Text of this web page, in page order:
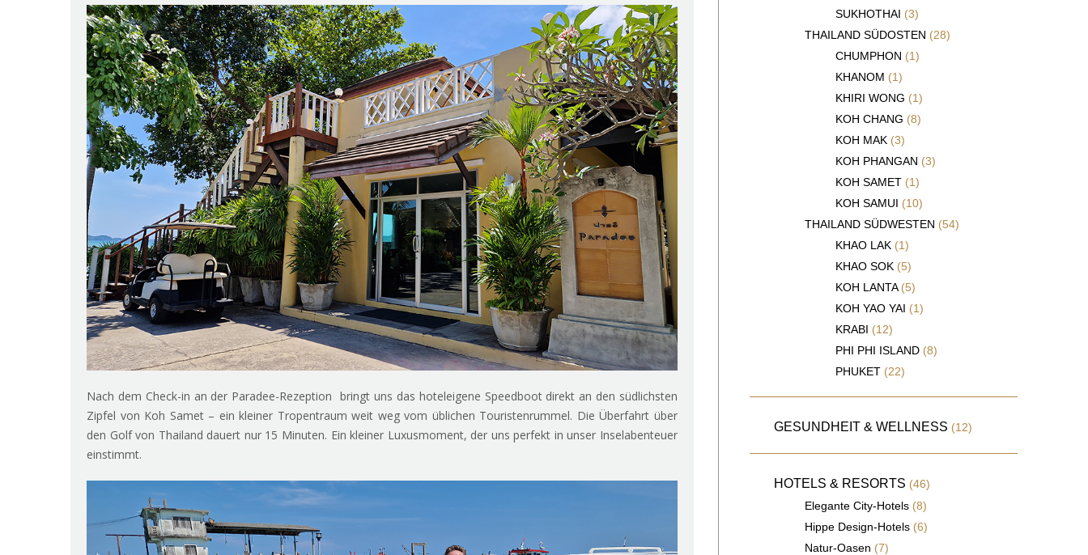
Nach dem Check-in an der Paradee-Rezeption bringt uns das hoteleigene Speedboot direkt an den südlichsten
Zipfel von Koh Samet – ein kleiner Tropentraum weit weg vom üblichen Touristenrummel. Die Überfahrt über
den Golf von Thailand dauert nur 15 Minuten. Ein kleiner Luxusmoment, der uns perfekt in unser Inselabenteuer
einstimmt.
SUKHOTHAI (3)
THAILAND SÜDOSTEN (28)
CHUMPHON (1)
KHANOM (1)
KHIRI WONG (1)
KOH CHANG (8)
KOH MAK (3)
KOH PHANGAN (3)
KOH SAMET (1)
KOH SAMUI (10)
THAILAND SÜDWESTEN (54)
KHAO LAK (1)
KHAO SOK (5)
KOH LANTA(5)
KOH YAO YAI (1)
KRABI (12)
PHI PHI ISLAND (8)
PHUKET (22)
GESUNDHEIT & WELLNESS (12)
HOTELS & RESORTS (46)
Elegante City-Hotels (8)
Hippe Design-Hotels (6)
Natur-Oasen (7)